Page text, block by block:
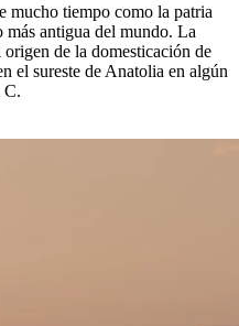
mucho tiempo como la patria
antigua del mundo. La
de la domesticación de
el sureste de Anatolia en algún
C.